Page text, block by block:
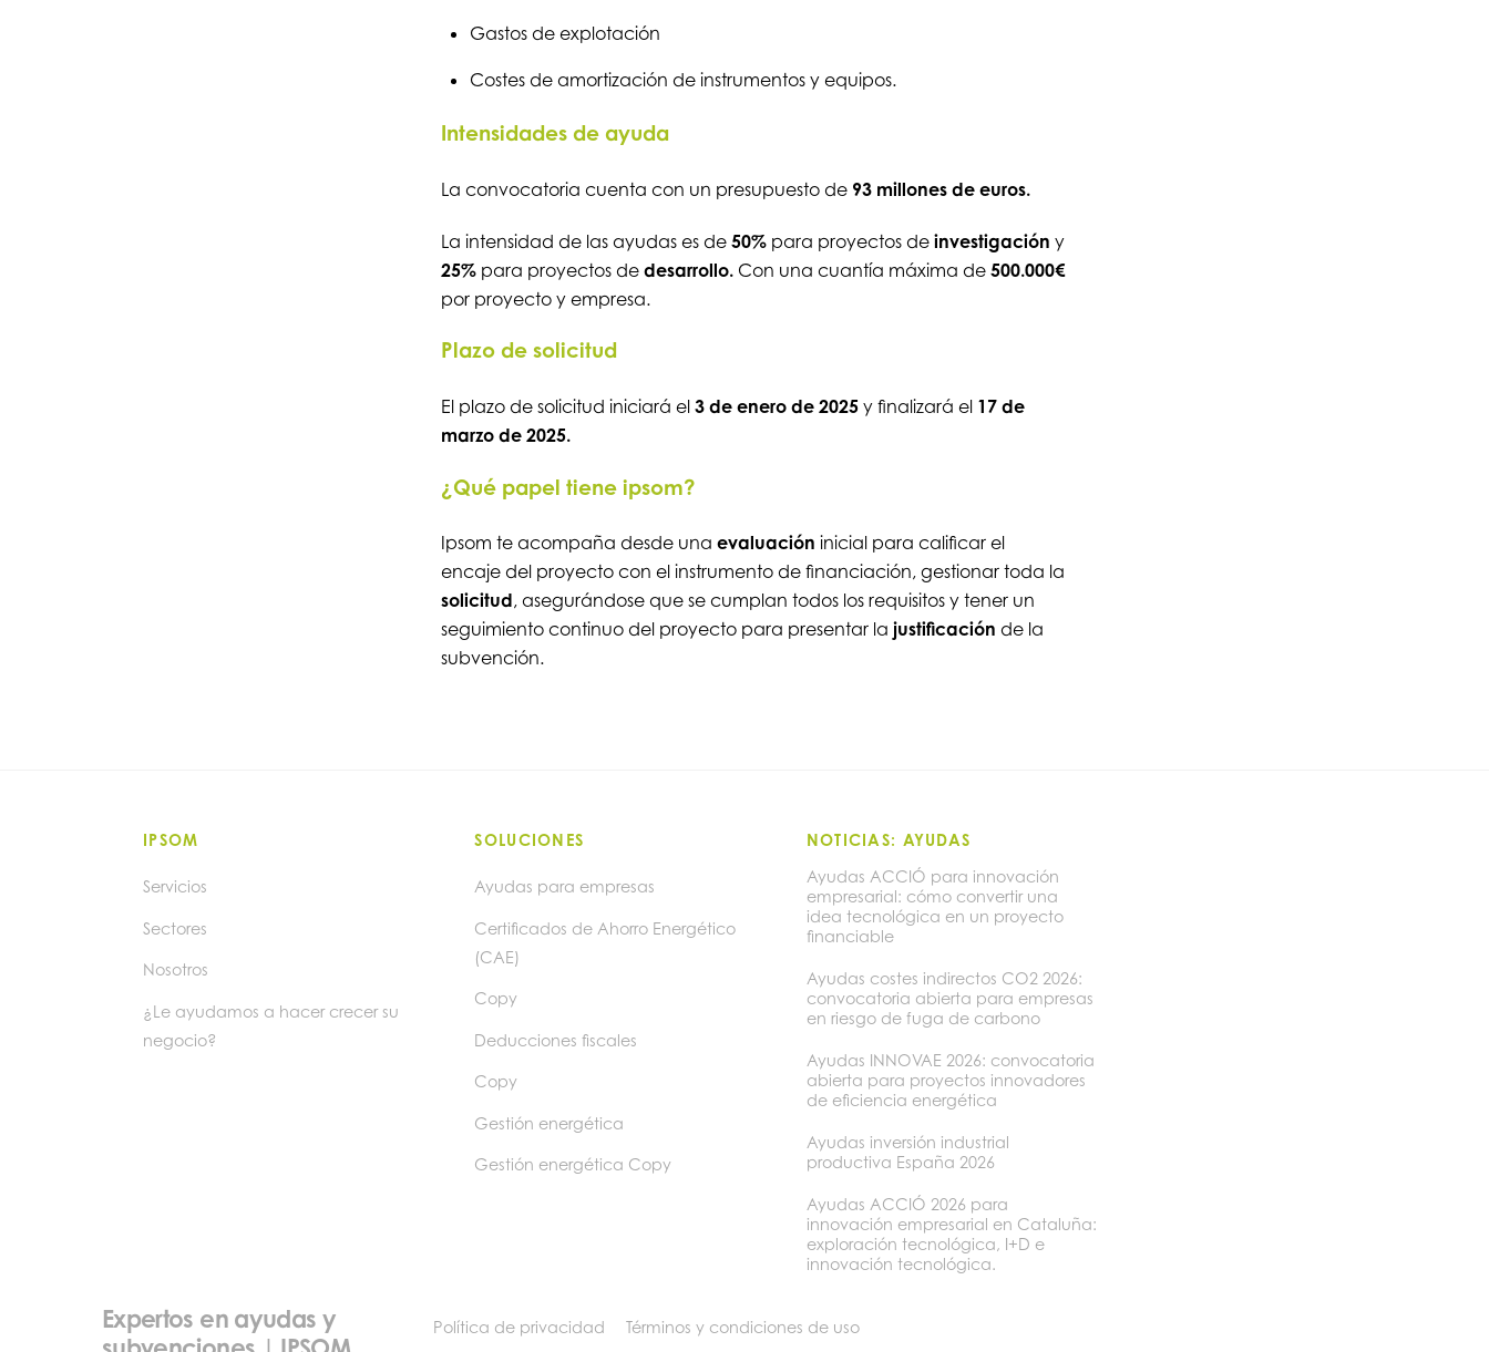
Gastos de explotación
Costes de amortización de instrumentos y equipos.
Intensidades de ayuda
La convocatoria cuenta con un presupuesto de 93 millones de euros.
La intensidad de las ayudas es de 50% para proyectos de investigación y
25%para proyectos de desarrollo. Con una cuantía máxima de 500.000€
por proyecto y empresa.
Plazo de solicitud
El plazo de solicitud iniciará el 3 de enero de 2025 y finalizará el 17 de
marzo de 2025.
¿Qué papel tiene ipsom?
Ipsom te acompaña desde una evaluación inicial para calificar el
encaje del proyecto con el instrumento de financiación, gestionar toda la
solicitud, asegurándose que se cumplan todos los requisitos y tener un
seguimiento continuo del proyecto para presentar la justificación de la
subvención.
Expertos en ayudas y
Política de privacidad Términos y condiciones de uso
IPSOM
Servicios
Sectores
Nosotros
¿Le ayudamos a hacer crecer su
negocio?
SOLUCIONES
Ayudas para empresas
Certificados de Ahorro Energético
(CAE)
Copy
Deducciones fiscales
Copy
Gestión energética
Gestión energética Copy
NOTICIAS: AYUDAS
Ayudas ACCIÓ para innovación
empresarial: cómo convertir una
idea tecnológica en un proyecto
financiable
Ayudas costes indirectos CO2 2026:
convocatoria abierta para empresas
en riesgo de fuga de carbono
Ayudas INNOVAE 2026: convocatoria
abierta para proyectos innovadores
de eficiencia energética
Ayudas inversión industrial
productiva España 2026
Ayudas ACCIÓ 2026 para
innovación empresarial en Cataluña:
exploración tecnológica, I+D e
innovación tecnológica.